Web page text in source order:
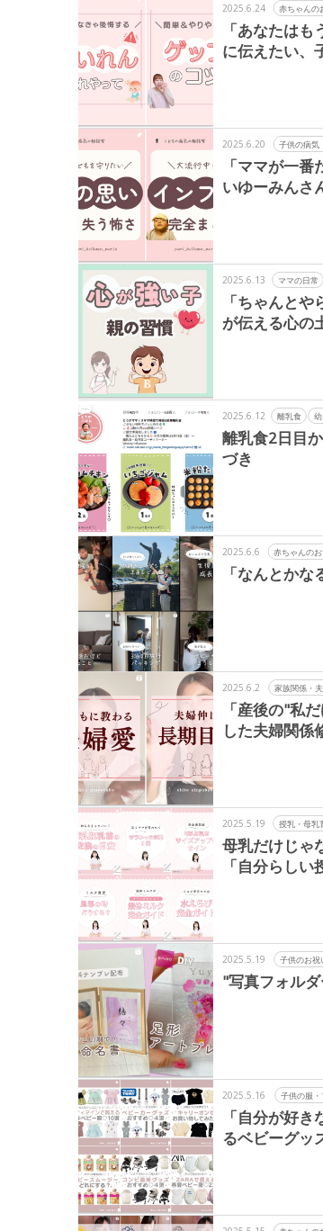
2025.6.24 赤ちゃんの
「あなたは
に伝えたい、
2025.6.20 子供の病気
「ママが一
いゆーみんさ
2025.6.13 ママの日常
「ちゃんと
が伝える心の
2025.6.12 離乳食
離乳食2日目
づき
2025.6.6 赤ちゃんの
「なんとか
2025.6.2 家族関係・
「産後の"私
した夫婦関係
2025.5.19 授乳・母乳
母乳だけじゃ
「自分らし
2025.5.19 子供のお祝
"写真フォル
2025.5.16 子供の服
「自分が好
るベビーグッ